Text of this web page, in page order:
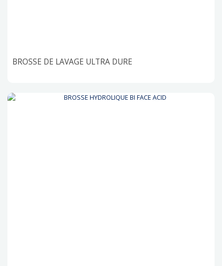
BROSSE DE LAVAGE ULTRA DURE